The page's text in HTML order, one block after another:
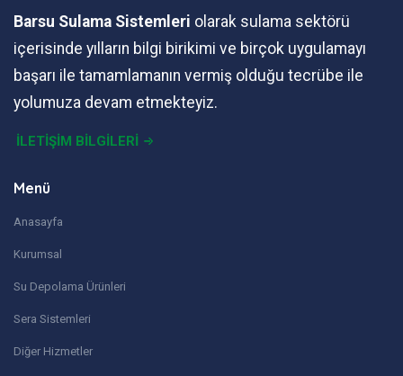
Barsu Sulama Sistemleri olarak sulama sektörü
içerisinde yılların bilgi birikimi ve birçok uygulamayı
başarı ile tamamlamanın vermiş olduğu tecrübe ile
yolumuza devam etmekteyiz.
İLETİŞİM BİLGİLERİ
Menü
Anasayfa
Kurumsal
Su Depolama Ürünleri
Sera Sistemleri
Diğer Hizmetler